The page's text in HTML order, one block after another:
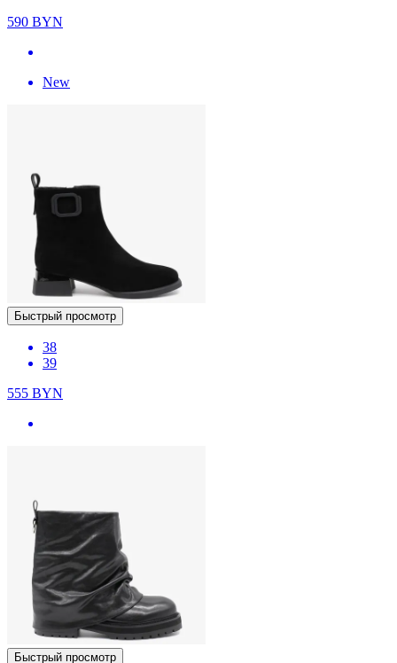
590 BYN
New
Быстрый просмотр
38
39
555 BYN
Быстрый просмотр